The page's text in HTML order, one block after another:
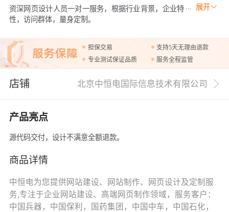
展开
资深网页设计人员一对一服务，根据行业背景，企业特
性，访问群体，量身定制。
担保交易
支持5天无理由退款
专业测试保证品质
服务全程监管
店铺 北京中恒电国际信息技术有限公司
产品亮点
源代码交付，设计不满意全额退款。
商品详情
中恒电为您提供网站建设、网站制作、网页设计及定制服
务,专注于企业网站建设、高端网页制作领域，服务客户：
中国兵器，中国保利，国药集团，中国中车，中国石化，